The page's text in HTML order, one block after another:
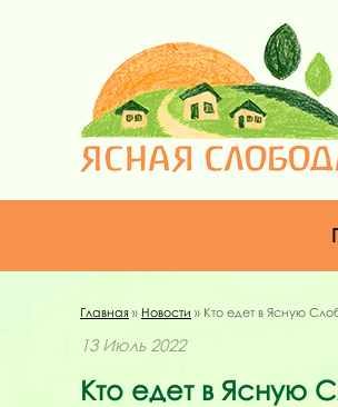
Главная » Новости » Кто едет в Ясную
13 Июль 2022
Кто едет в Ясную